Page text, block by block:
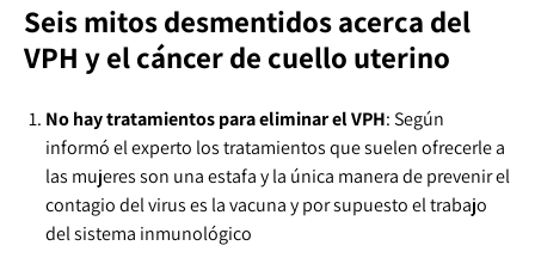
Seis mitos desmentidos acerca del
VPH y el cáncer de cuello uterino
No hay tratamientos para eliminar el VPH: Según
informó el experto los tratamientos que suelen ofrecerle a
las mujeres son una estafa y la única manera de prevenir el
contagio del virus es la vacuna y por supuesto el trabajo
del sistema inmunológico